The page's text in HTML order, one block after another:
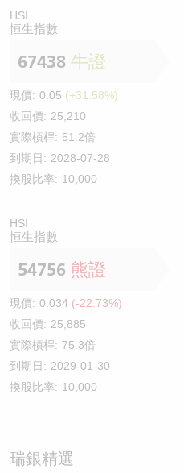
HSI
恒生指數
67438 牛證
現價: 0.05 (+31.58%)
收回價: 25,210
實際槓桿: 51.2倍
到期日: 2028-07-28
換股比率: 10,000
HSI
恒生指數
54756 熊證
現價: 0.034 (-22.73%)
收回價: 25,885
實際槓桿: 75.3倍
到期日: 2029-01-30
換股比率: 10,000
瑞銀精選